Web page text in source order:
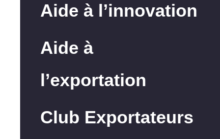
Aide à l’innovation
Aide à
l’exportation
Club Exportateurs